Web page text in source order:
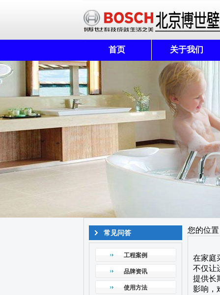
首页 关于我们
常见问答
工程案例
品牌资讯
使用方法
您的位
在家庭
不仅让
提供长
影响，